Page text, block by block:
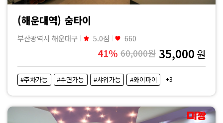
(해운대역) 숨타이
부산광역시 해운대구 5.0점 660
41% 60,000원 35,000 원
#주차가능 #수면가능 #샤워가능 #와이파이 +3